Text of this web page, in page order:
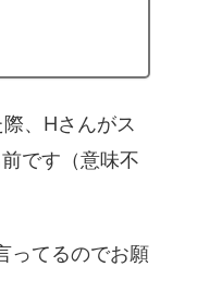
、Hさんがス
です（意味不
ってるのでお願